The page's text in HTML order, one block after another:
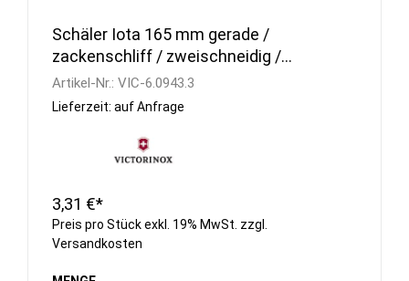
Schäler Iota 165 mm gerade /
zackenschliff / zweischneidig /
schwarz
Artikel-Nr.: VIC-6.0943.3
Lieferzeit: auf Anfrage
3,31 €*
Preis pro Stück exkl. 19% MwSt. zzgl.
Versandkosten